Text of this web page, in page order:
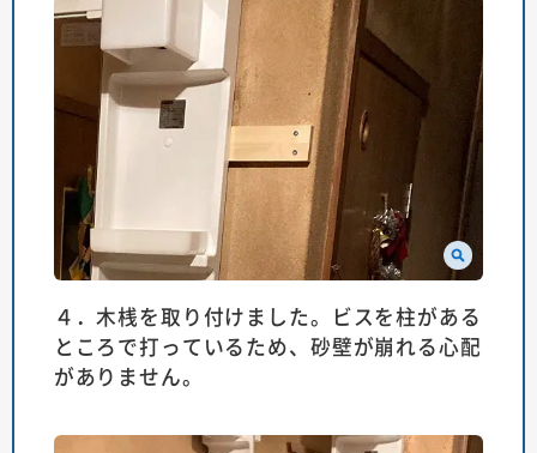
４．木桟を取り付けました。ビスを柱がある
ところで打っているため、砂壁が崩れる心配
がありません。